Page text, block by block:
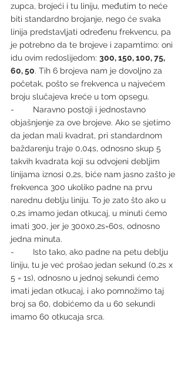
zupca, brojeći i tu liniju, međutim to neće
biti standardno brojanje, nego će svaka
linija predstavljati određenu frekvencu, pa
je potrebno da te brojeve i zapamtimo: oni
idu ovim redoslijedom: 300, 150, 100, 75,
60, 50. Tih 6 brojeva nam je dovoljno za
početak, pošto se frekvenca u najvećem
broju slučajeva kreće u tom opsegu.
-        Naravno postoji i jednostavno
objašnjenje za ove brojeve. Ako se sjetimo
da jedan mali kvadrat, pri standardnom
baždarenju traje 0,04s, odnosno skup 5
takvih kvadrata koji su odvojeni debljim
linijama iznosi 0,2s, biće nam jasno zašto je
frekvenca 300 ukoliko padne na prvu
narednu deblju liniju. To je zato što ako u
0,2s imamo jedan otkucaj, u minuti ćemo
imati 300, jer je 300x0,2s=60s, odnosno
jedna minuta.
-        Isto tako, ako padne na petu deblju
liniju, tu je već prošao jedan sekund (0,2s x
5 = 1s), odnosno u jednoj sekundi ćemo
imati jedan otkucaj, i ako pomnožimo taj
broj sa 60, dobićemo da u 60 sekundi
imamo 60 otkucaja srca.